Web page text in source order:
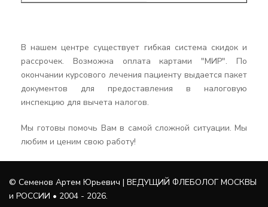
В нашем центре существует гибкая система скидок и
рассрочек. Возможна оплата картами "МИР". По
окончании курсового лечения пациенту выдается пакет
документов для предоставления в налоговую
инспекцию для вычета налогов.
Мы готовы помочь Вам в самой сложной ситуации. Мы
любим и ценим свою работу!
© Семенов Артем Юрьевич | ВЕДУЩИЙ ФЛЕБОЛОГ МОСКВЫ
и РОССИИ • 2004 - 2026.